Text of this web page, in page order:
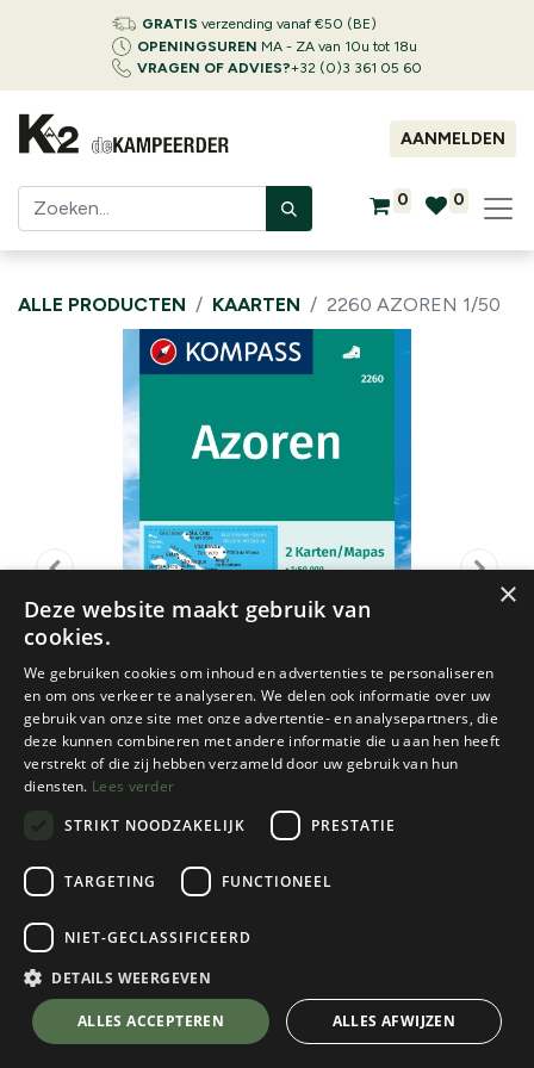
GRATIS verzending vanaf €50 (BE)
OPENINGSUREN MA - ZA van 10u tot 18u
VRAGEN OF ADVIES?+32 (0)3 361 05 60
AANMELDEN
0 0
ALLE PRODUCTEN KAARTEN 2260 AZOREN 1/50
Kompass
2260 Azoren 1/50
€ 14,95
💬 Stel je vraag over dit product via WhatsApp
×
Deze website maakt gebruik van
cookies.
We gebruiken cookies om inhoud en advertenties te personaliseren
en om ons verkeer te analyseren. We delen ook informatie over uw
gebruik van onze site met onze advertentie- en analysepartners, die
deze kunnen combineren met andere informatie die u aan hen heeft
verstrekt of die zij hebben verzameld door uw gebruik van hun
diensten. Lees verder
STRIKT NOODZAKELIJK
PRESTATIE
TARGETING FUNCTIONEEL
NIET-GECLASSIFICEERD
DETAILS WEERGEVEN
ALLES ACCEPTEREN ALLES AFWIJZEN